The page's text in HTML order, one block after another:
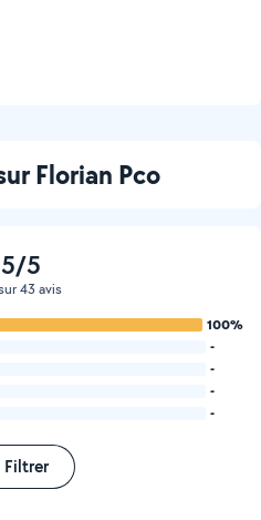
Florian Pco
5/5
43 avis
100%
-
-
-
-
Filtrer